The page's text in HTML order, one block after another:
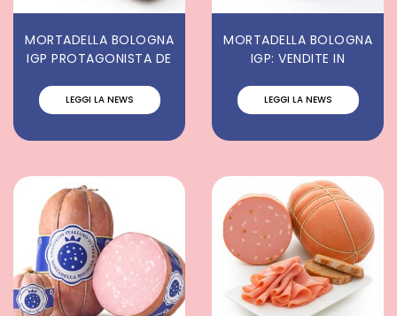
MORTADELLA BOLOGNA
IGP PROTAGONISTA DE
LEGGI LA NEWS
MORTADELLA BOLOGNA
IGP: VENDITE IN
LEGGI LA NEWS